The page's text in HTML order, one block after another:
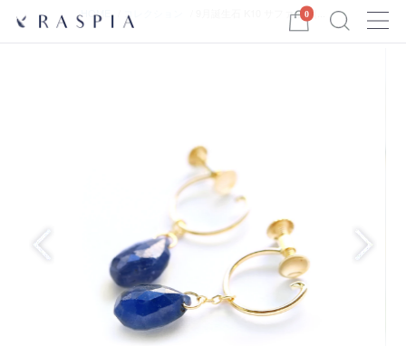
Menu
0
HOME コレクション 9月誕生石 K10 サファイア(...